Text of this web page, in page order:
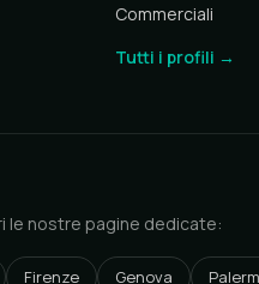
Commerciali
Tutti i profili →
le nostre pagine dedicate:
Firenze Genova